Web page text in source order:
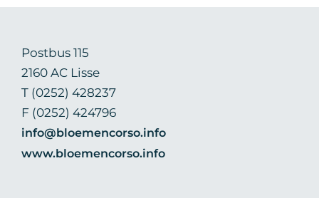
Postbus 115
2160 AC Lisse
T (0252) 428237
F (0252) 424796
info@bloemencorso.info
www.bloemencorso.info